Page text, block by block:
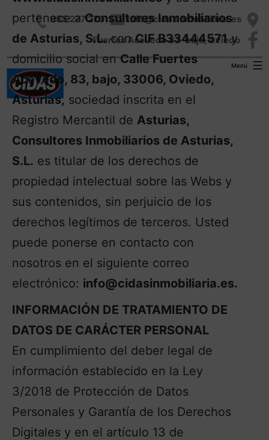
985 277 270
info@cidasinmobiliaria.es
Fuertes Acevedo 83-bajo, Oviedo
Menú
pertenece aConsultores Inmobiliarios
de Asturias, S.L.conCIF B33444571y
domicilio social en Calle Fuertes
Acevedo, 83, bajo, 33006, Oviedo,
Asturias, sociedad inscrita en el
Registro Mercantil de Asturias,
Consultores Inmobiliarios de Asturias,
S.L. es titular de los derechos de
propiedad intelectual sobre las Webs y
sus contenidos, sin perjuicio de los
derechos legítimos de terceros. Usted
puede ponerse en contacto con
nosotros en el siguiente correo
electrónico: info@cidasinmobiliaria.es.
INFORMACIÓN DE TRATAMIENTO DE
DATOS DE CARÁCTER PERSONAL
En cumplimiento del deber legal de
información establecido en la Ley
3/2018 de Protección de Datos
Personales y Garantía de los Derechos
Digitales y en el artículo 13 de